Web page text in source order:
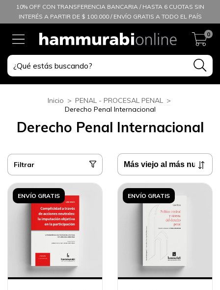
10% OFF CON TRANSFERENCIA BANCARIA / HASTA 6 CUOTAS SIN
INTERÉS A PARTIR DE $ 100.000 / ENVÍO GRATIS A TODO EL PAÍS
0
Inicio > PENAL - PROCESAL PENAL >
Derecho Penal Internacional
Derecho Penal Internacional
Filtrar
ENVÍO GRATIS ENVÍO GRATIS